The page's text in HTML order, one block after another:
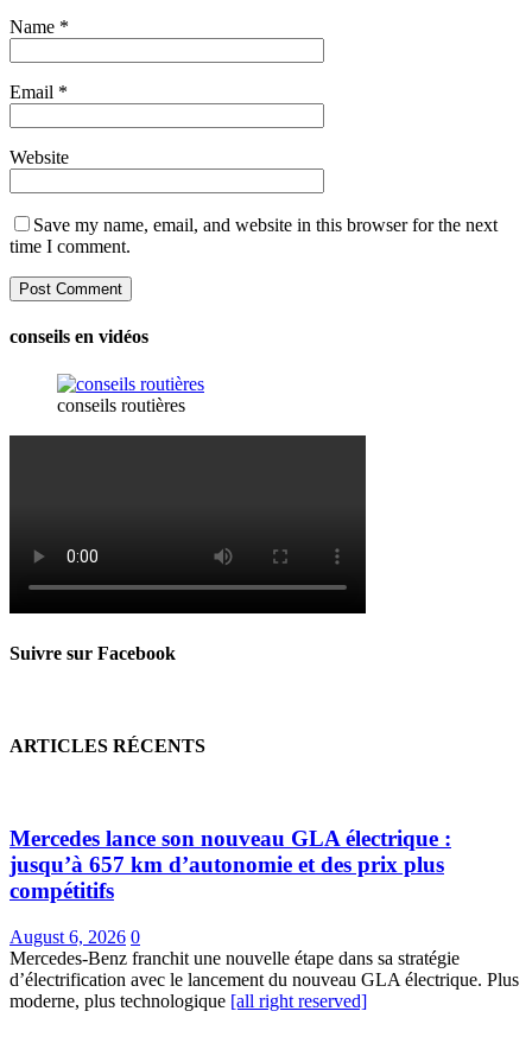
Name *
Email *
Website
Save my name, email, and website in this browser for the next
time I comment.
conseils en vidéos
conseils routières
Suivre sur Facebook
ARTICLES RÉCENTS
Mercedes lance son nouveau GLA électrique :
jusqu’à 657 km d’autonomie et des prix plus
compétitifs
August 6, 2026 0
Mercedes-Benz franchit une nouvelle étape dans sa stratégie
d’électrification avec le lancement du nouveau GLA électrique. Plus
moderne, plus technologique [all right reserved]